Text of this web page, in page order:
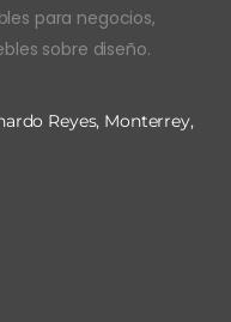
para negocios,
sobre diseño.
Reyes, Monterrey,